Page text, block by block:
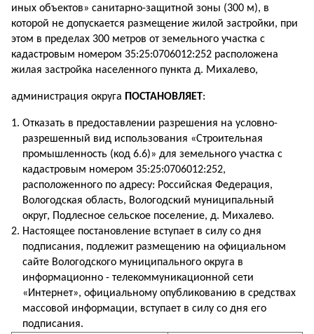
иных объектов» санитарно-защитной зоны (300 м), в
которой не допускается размещение жилой застройки, при
этом в пределах 300 метров от земельного участка с
кадастровым номером 35:25:0706012:252 расположена
жилая застройка населенного пункта д. Михалево,
администрация округа ПОСТАНОВЛЯЕТ:
Отказать в предоставлении разрешения на условно-
разрешенный вид использования «Строительная
промышленность (код 6.6)» для земельного участка с
кадастровым номером 35:25:0706012:252,
расположенного по адресу: Российская Федерация,
Вологодская область, Вологодский муниципальный
округ, Подлесное сельское поселение, д. Михалево.
Настоящее постановление вступает в силу со дня
подписания, подлежит размещению на официальном
сайте Вологодского муниципального округа в
информационно - телекоммуникационной сети
«Интернет», официальному опубликованию в средствах
массовой информации, вступает в силу со дня его
подписания.